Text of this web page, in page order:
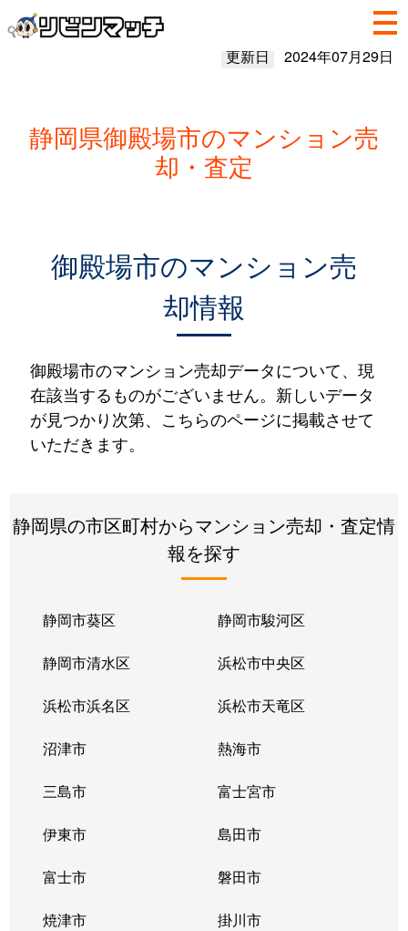
更新日 2024年07月29日
静岡県御殿場市のマンション売
却・査定
御殿場市のマンション売
却情報
御殿場市のマンション売却データについて、現
在該当するものがございません。新しいデータ
が見つかり次第、こちらのページに掲載させて
いただきます。
静岡県の市区町村からマンション売却・査定情
報を探す
静岡市葵区 静岡市駿河区
静岡市清水区 浜松市中央区
浜松市浜名区 浜松市天竜区
沼津市 熱海市
三島市 富士宮市
伊東市 島田市
富士市 磐田市
焼津市 掛川市